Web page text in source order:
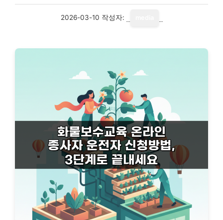
2026-03-10 작성자: